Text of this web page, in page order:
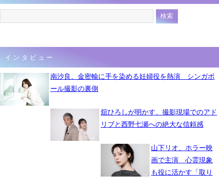
インタビュー
南沙良、金密輸に手を染める妊婦役を熱演 シンガポ
ール撮影の裏側
舘ひろしが明かす、撮影現場でのアド
リブと西野七瀬への絶大な信頼感
山下リオ、ホラー映
画で主演 心霊現象
も役に活かす「取り